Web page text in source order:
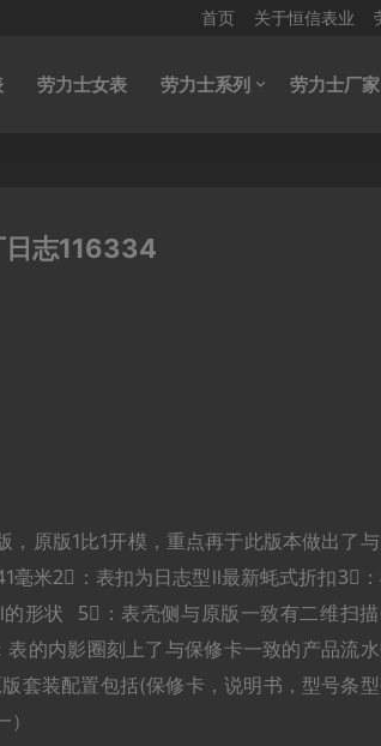
首页 关于恒信表业
劳力士女表 劳力士系列 劳力士厂家
日志116334
原版1比1开模，重点再于此版本做出了
毫米2⃣️：表扣为日志型ll最新蚝式折扣3⃣️
形状 5⃣️：表壳侧与原版一致有二维扫
的内影圈刻上了与保修卡一致的产品流
套装配置包括(保修卡，说明书，型号条
）